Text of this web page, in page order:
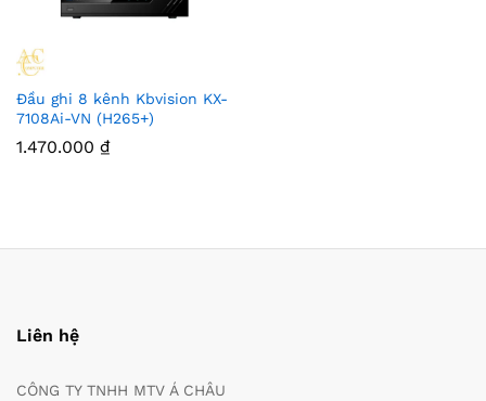
Đầu ghi 8 kênh Kbvision KX-
7108Ai-VN (H265+)
1.470.000 ₫
Liên hệ
CÔNG TY TNHH MTV Á CHÂU